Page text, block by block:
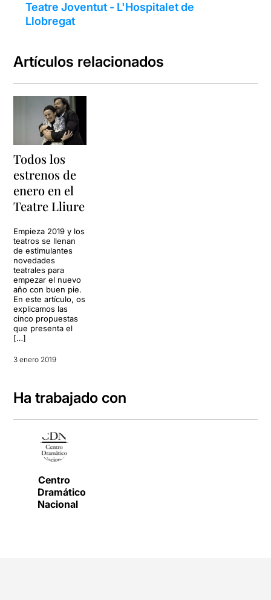
Teatre Joventut - L'Hospitalet de
Llobregat
Artículos relacionados
Todos los
estrenos de
enero en el
Teatre Lliure
Empieza 2019 y los
teatros se llenan
de estimulantes
novedades
teatrales para
empezar el nuevo
año con buen pie.
En este artículo, os
explicamos las
cinco propuestas
que presenta el
[…]
3 enero 2019
Ha trabajado con
Centro
Dramático
Nacional